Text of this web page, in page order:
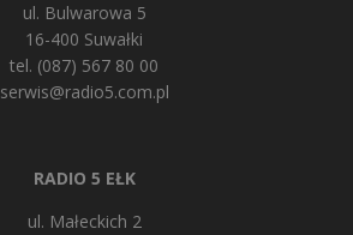
ul. Bulwarowa 5
16-400 Suwałki
tel. (087) 567 80 00
serwis@radio5.com.pl
RADIO 5 EŁK
ul. Małeckich 2